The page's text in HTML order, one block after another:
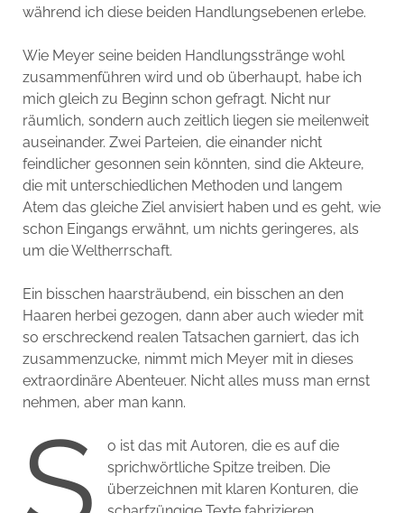
während ich diese beiden Handlungsebenen erlebe.
Wie Meyer seine beiden Handlungsstränge wohl
zusammenführen wird und ob überhaupt, habe ich
mich gleich zu Beginn schon gefragt. Nicht nur
räumlich, sondern auch zeitlich liegen sie meilenweit
auseinander. Zwei Parteien, die einander nicht
feindlicher gesonnen sein könnten, sind die Akteure,
die mit unterschiedlichen Methoden und langem
Atem das gleiche Ziel anvisiert haben und es geht, wie
schon Eingangs erwähnt, um nichts geringeres, als
um die Weltherrschaft.
Ein bisschen haarsträubend, ein bisschen an den
Haaren herbei gezogen, dann aber auch wieder mit
so erschreckend realen Tatsachen garniert, das ich
zusammenzucke, nimmt mich Meyer mit in dieses
extraordinäre Abenteuer. Nicht alles muss man ernst
nehmen, aber man kann.
S
o ist das mit Autoren, die es auf die
sprichwörtliche Spitze treiben. Die
überzeichnen mit klaren Konturen, die